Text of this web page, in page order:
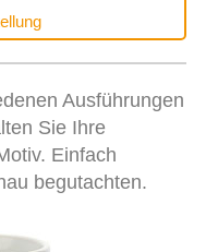
Ausführungen
Sie Ihre
Einfach
begutachten.